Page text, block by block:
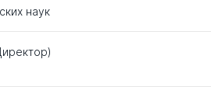
наук